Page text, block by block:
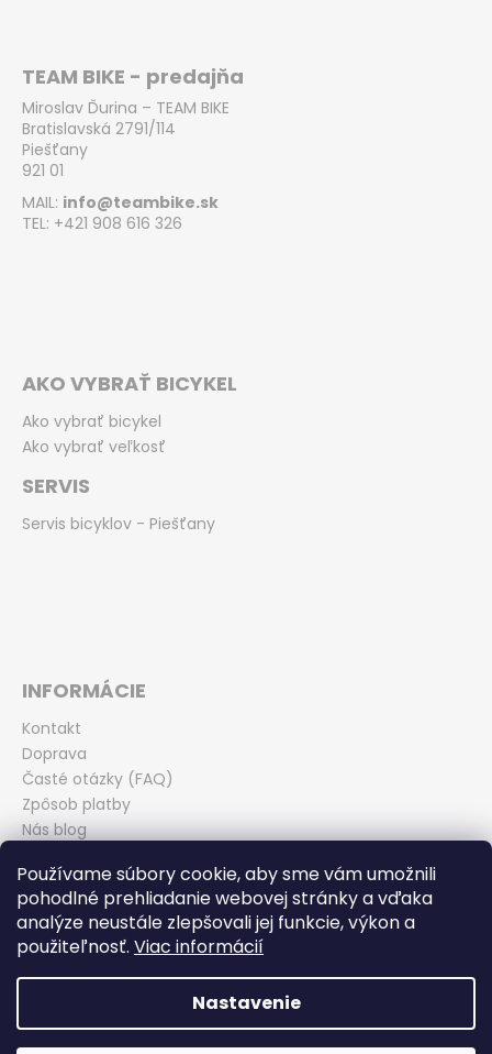
Používame súbory cookie, aby sme vám umožnili
pohodlné prehliadanie webovej stránky a vďaka
analýze neustále zlepšovali jej funkcie, výkon a
použiteľnosť. Viac informácií
Nastavenie
TEAM BIKE - predajňa
Miroslav Ďurina – TEAM BIKE
Bratislavská 2791/114
Piešťany
921 01
MAIL: info@teambike.sk
TEL: +421 908 616 326
AKO VYBRAŤ BICYKEL
Ako vybrať bicykel
Ako vybrať veľkosť
SERVIS
Servis bicyklov - Piešťany
INFORMÁCIE
Kontakt
Doprava
Časté otázky (FAQ)
Zpôsob platby
Nás blog
Zásady ochrany osobných údajov
Odstúpenie od kúpnej zmluvy